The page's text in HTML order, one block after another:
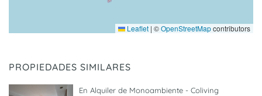
Leaflet | ©OpenStreetMapcontributors
PROPIEDADES SIMILARES
En Alquiler de Monoambiente - Coliving